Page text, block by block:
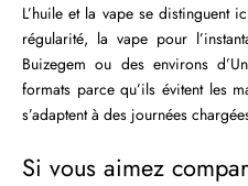
L’huile et la vape se distinguent
régularité, la vape pour
Buizegem ou des environs
formats parce qu’ils évitent les
s’adaptent à des journées
Si vous aimez